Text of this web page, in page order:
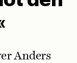
Anders